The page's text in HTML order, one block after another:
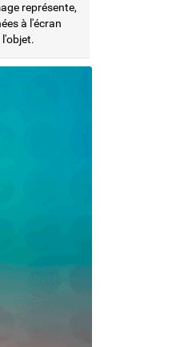
représente,
à l'écran